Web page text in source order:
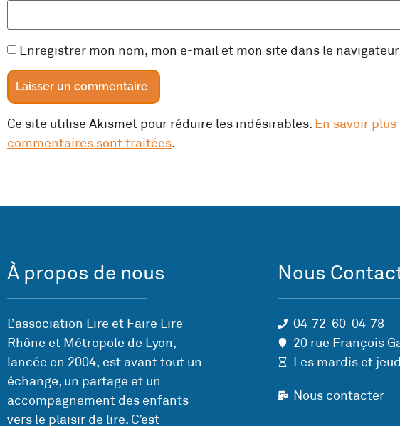
Enregistrer mon nom, mon e-mail et mon site dans le
Ce site utilise Akismet pour réduire les indésirables. En savoir
commentaires sont traitées.
À propos de nous
L’association Lire et Faire Lire
Rhône et Métropole de Lyon,
lancée en 2004, est avant tout un
échange, un partage et un
accompagnement des enfants
vers le plaisir de lire. C’est
Nous
04-72-60-04-78
20 rue François
Les mardis et
Nous contacter